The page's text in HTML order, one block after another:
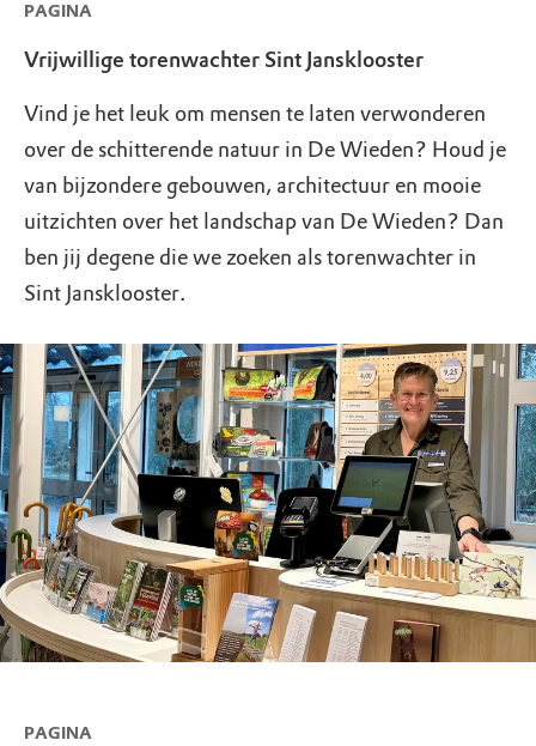
PAGINA
Vrijwillige torenwachter Sint Jansklooster
Vind je het leuk om mensen te laten verwonderen
over de schitterende natuur in De Wieden? Houd je
van bijzondere gebouwen, architectuur en mooie
uitzichten over het landschap van De Wieden? Dan
ben jij degene die we zoeken als torenwachter in
Sint Jansklooster.
PAGINA